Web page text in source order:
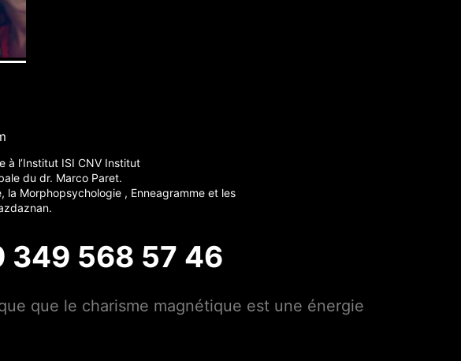
à l’Institut ISI CNV Institut
du dr. Marco Paret.
la Morphopsychologie , Enneagramme et les
349 568 57 46
que le charisme magnétique est une énergie